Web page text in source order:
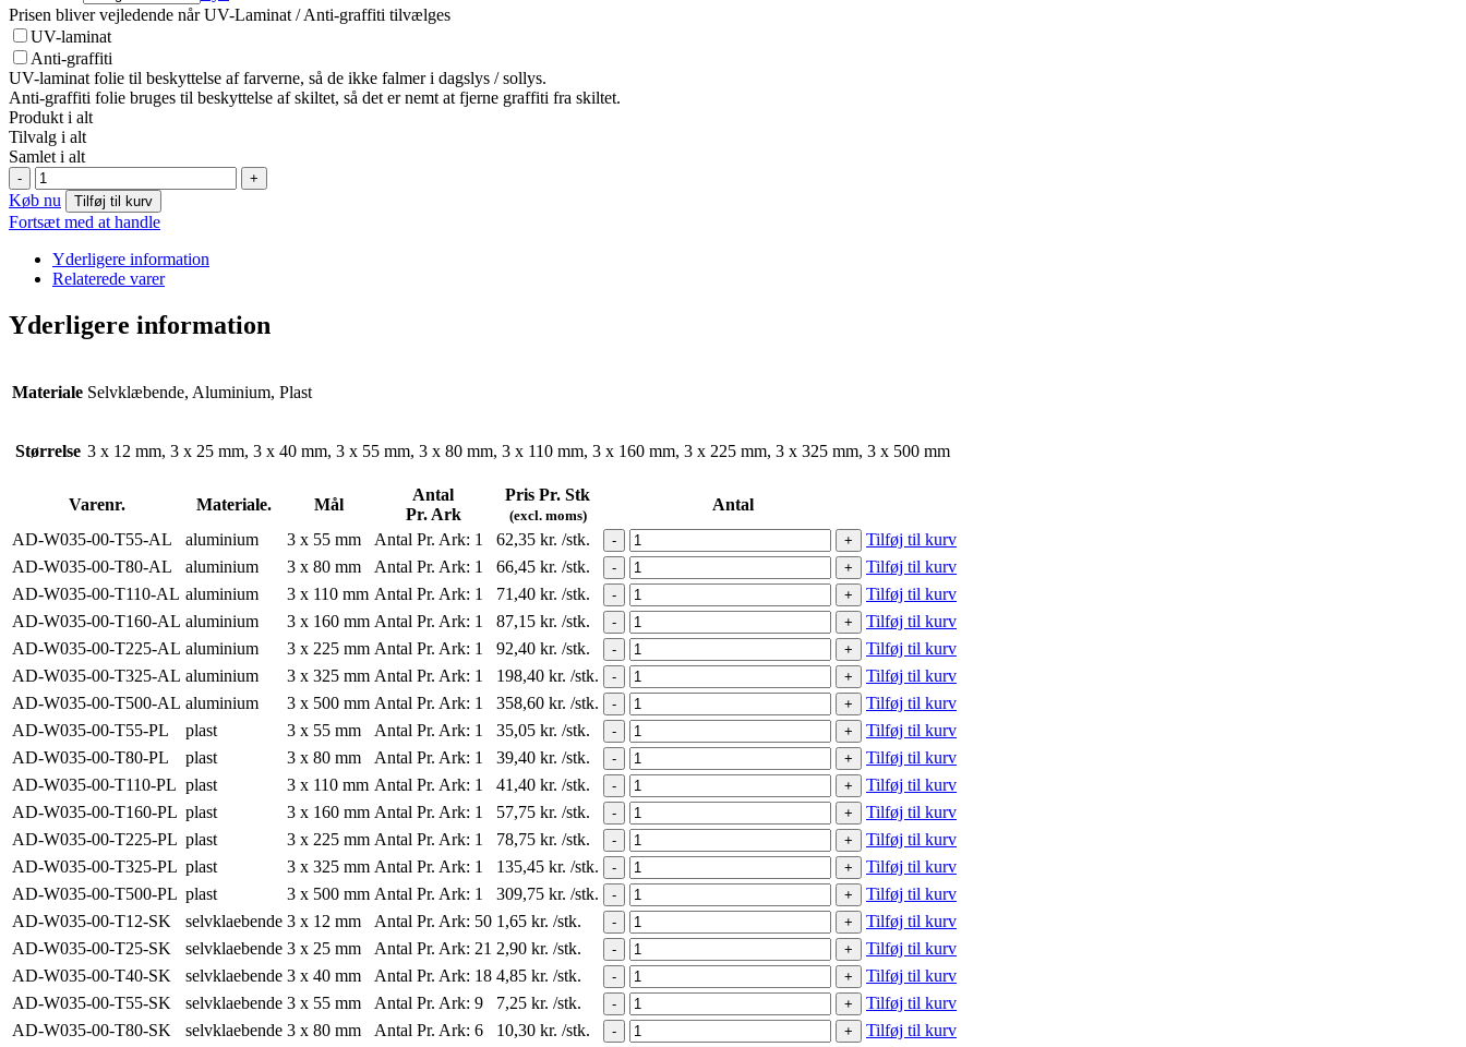
Prisen bliver vejledende når UV-Laminat / Anti-graffiti tilvælges
UV-laminat
Anti-graffiti
UV-laminat folie til beskyttelse af farverne, så de ikke falmer i dagslys / sollys.
Anti-graffiti folie bruges til beskyttelse af skiltet, så det er nemt at fjerne graffiti fra skiltet.
Produkt i alt
Tilvalg i alt
Samlet i alt
-
W035:
Advarsel!
Faldende
genstande
symbol
antal
+
Køb nu Tilføj til kurv
Fortsæt med at handle
Yderligere information
Relaterede varer
Yderligere information
Materiale Selvklæbende, Aluminium, Plast
Størrelse 3 x 12 mm, 3 x 25 mm, 3 x 40 mm, 3 x 55 mm, 3 x 80 mm, 3 x 110 mm, 3 x 160 mm, 3 x 225 mm, 3 x 325 mm, 3 x 500 mm
Varenr. Materiale. Mål
Antal
Pr. Ark
Pris Pr. Stk
(excl. moms)
Antal
AD-W035-00-T55-AL
aluminium 3 x 55 mm Antal Pr. Ark: 1 62,35 kr. /stk. - +
Tilføj til kurv
AD-W035-00-T80-AL
aluminium 3 x 80 mm Antal Pr. Ark: 1 66,45 kr. /stk. - +
Tilføj til kurv
AD-W035-00-T110-AL aluminium 3 x 110 mm Antal Pr. Ark: 1 71,40 kr. /stk. - +
Tilføj til kurv
AD-W035-00-T160-AL aluminium 3 x 160 mm Antal Pr. Ark: 1 87,15 kr. /stk. - +
Tilføj til kurv
AD-W035-00-T225-AL aluminium 3 x 225 mm Antal Pr. Ark: 1 92,40 kr. /stk. - +
Tilføj til kurv
AD-W035-00-T325-AL aluminium 3 x 325 mm Antal Pr. Ark: 1 198,40 kr. /stk. - +
Tilføj til kurv
AD-W035-00-T500-AL aluminium 3 x 500 mm Antal Pr. Ark: 1 358,60 kr. /stk. - +
Tilføj til kurv
AD-W035-00-T55-PL
plast 3 x 55 mm Antal Pr. Ark: 1 35,05 kr. /stk. - +
Tilføj til kurv
AD-W035-00-T80-PL
plast 3 x 80 mm Antal Pr. Ark: 1 39,40 kr. /stk. - +
Tilføj til kurv
AD-W035-00-T110-PL plast 3 x 110 mm Antal Pr. Ark: 1 41,40 kr. /stk. - +
Tilføj til kurv
AD-W035-00-T160-PL plast 3 x 160 mm Antal Pr. Ark: 1 57,75 kr. /stk. - +
Tilføj til kurv
AD-W035-00-T225-PL plast 3 x 225 mm Antal Pr. Ark: 1 78,75 kr. /stk. - +
Tilføj til kurv
AD-W035-00-T325-PL plast 3 x 325 mm Antal Pr. Ark: 1 135,45 kr. /stk. - +
Tilføj til kurv
AD-W035-00-T500-PL plast 3 x 500 mm Antal Pr. Ark: 1 309,75 kr. /stk. - +
Tilføj til kurv
AD-W035-00-T12-SK
selvklaebende 3 x 12 mm Antal Pr. Ark: 50 1,65 kr. /stk. - +
Tilføj til kurv
AD-W035-00-T25-SK
selvklaebende 3 x 25 mm Antal Pr. Ark: 21 2,90 kr. /stk. - +
Tilføj til kurv
AD-W035-00-T40-SK
selvklaebende 3 x 40 mm Antal Pr. Ark: 18 4,85 kr. /stk. - +
Tilføj til kurv
AD-W035-00-T55-SK
selvklaebende 3 x 55 mm Antal Pr. Ark: 9 7,25 kr. /stk. - +
Tilføj til kurv
AD-W035-00-T80-SK
selvklaebende 3 x 80 mm Antal Pr. Ark: 6 10,30 kr. /stk. - +
Tilføj til kurv